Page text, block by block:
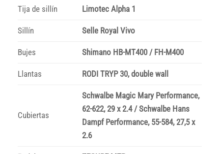
Tija de sillín Limotec Alpha 1
Sillín Selle Royal Vivo
Bujes Shimano HB-MT400 / FH-M400
Llantas RODI TRYP 30, double wall
Cubiertas
Schwalbe Magic Mary Performance,
62-622, 29 x 2.4 / Schwalbe Hans
Dampf Performance, 55-584, 27,5 x
2.6